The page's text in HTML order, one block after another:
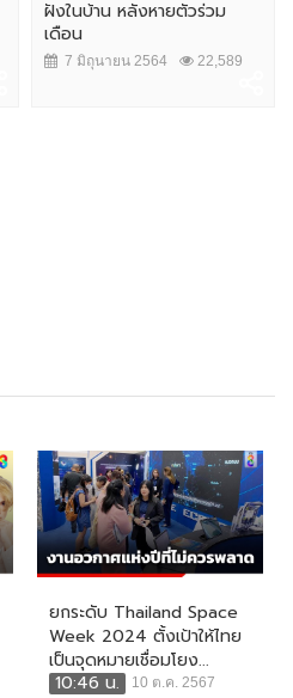
ฝังในบ้าน หลังหายตัวร่วม
เดือน
7 มิถุนายน 2564 22,589
ยกระดับ Thailand Space
Week 2024 ตั้งเป้าให้ไทย
เป็นจุดหมายเชื่อมโยง...
10:46 น.
10 ต.ค. 2567